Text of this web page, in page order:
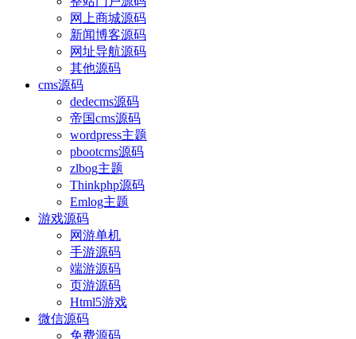
网上商城源码
新闻博客源码
网址导航源码
其他源码
cms源码
dedecms源码
帝国cms源码
wordpress主题
pbootcms源码
zlbog主题
Thinkphp源码
Emlog主题
游戏源码
网游单机
手游源码
端游源码
页游源码
Html5游戏
微信源码
免费源码